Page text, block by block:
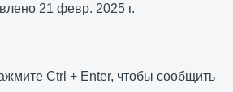
21 февр. 2025 г.
Ctrl + Enter, чтобы сообщить